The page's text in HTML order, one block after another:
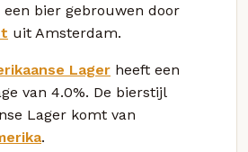
een bier gebrouwen door
uit Amsterdam.
Lager heeft een
van 4.0%. De bierstijl
Lager komt van
.